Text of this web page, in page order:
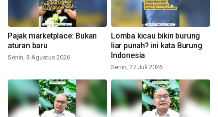
Pajak marketplace: Bukan
aturan baru
Senin, 3 Agustus 2026
Lomba kicau bikin burung
liar punah? ini kata Burung
Indonesia
Senin, 27 Juli 2026